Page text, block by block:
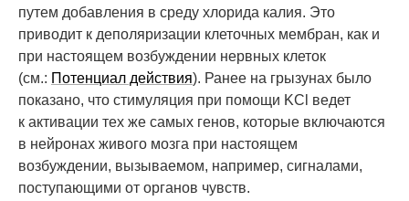
путем добавления в среду хлорида калия. Это
приводит к деполяризации клеточных мембран, как и
при настоящем возбуждении нервных клеток
(см.: Потенциал действия). Ранее на грызунах было
показано, что стимуляция при помощи KCl ведет
к активации тех же самых генов, которые включаются
в нейронах живого мозга при настоящем
возбуждении, вызываемом, например, сигналами,
поступающими от органов чувств.